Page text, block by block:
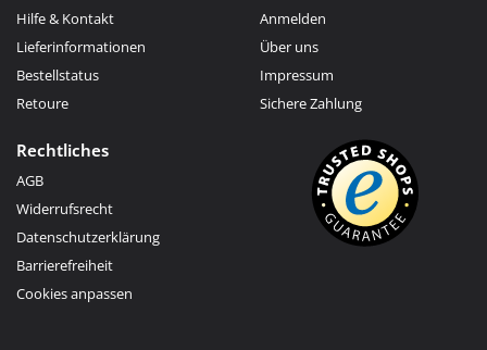
Hilfe & Kontakt
Lieferinformationen
Bestellstatus
Retoure
Anmelden
Über uns
Impressum
Sichere Zahlung
Rechtliches
AGB
Widerrufsrecht
Datenschutzerklärung
Barrierefreiheit
Cookies anpassen